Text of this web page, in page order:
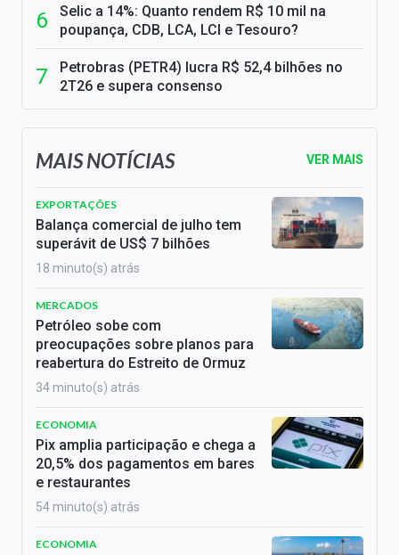
Selic a 14%: Quanto rendem R$ 10 mil na
poupança, CDB, LCA, LCI e Tesouro?
Petrobras (PETR4) lucra R$ 52,4 bilhões no
2T26 e supera consenso
MAIS NOTÍCIAS VER MAIS
EXPORTAÇÕES
Balança comercial de julho tem
superávit de US$ 7 bilhões
18 minuto(s) atrás
MERCADOS
Petróleo sobe com
preocupações sobre planos para
reabertura do Estreito de Ormuz
34 minuto(s) atrás
ECONOMIA
Pix amplia participação e chega a
20,5% dos pagamentos em bares
e restaurantes
54 minuto(s) atrás
ECONOMIA